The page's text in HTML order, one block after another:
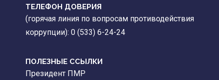
ТЕЛЕФОН ДОВЕРИЯ
(горячая линия по вопросам противодействия
коррупции): 0 (533) 6-24-24
ПОЛЕЗНЫЕ ССЫЛКИ
Президент ПМР